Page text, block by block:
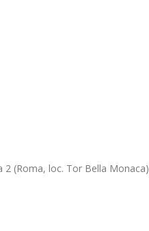
2 (Roma, loc. Tor Bella Monaca)